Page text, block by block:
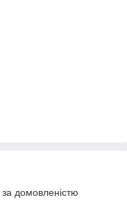
домовленістю